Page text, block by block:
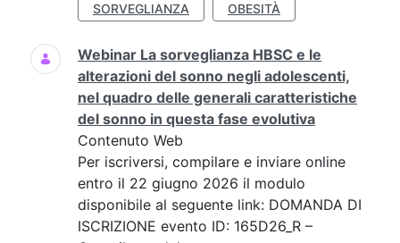
SORVEGLIANZA OBESITÀ
Webinar La sorveglianza HBSC e le
alterazioni del sonno negli adolescenti,
nel quadro delle generali caratteristiche
del sonno in questa fase evolutiva
Contenuto Web
Per iscriversi, compilare e inviare online
entro il 22 giugno 2026 il modulo
disponibile al seguente link: DOMANDA DI
ISCRIZIONE evento ID: 165D26_R –